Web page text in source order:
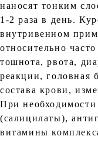
наносят тонким
1-2 раза в день.
внутривенном
относительно
тошнота, рвота,
реакции, головная
состава крови,
При
(салицилаты),
витамины